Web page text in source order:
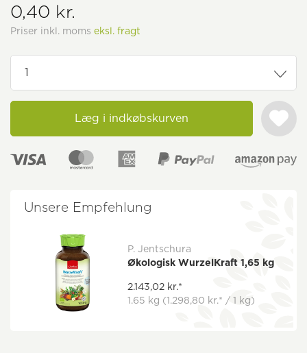
0,40 kr.
Priser inkl. moms eksl. fragt
Læg i indkøbskurven
Unsere Empfehlung
P. Jentschura
Økologisk WurzelKraft 1,65 kg
2.143,02 kr.*
1.65 kg (1.298,80 kr.* / 1 kg)